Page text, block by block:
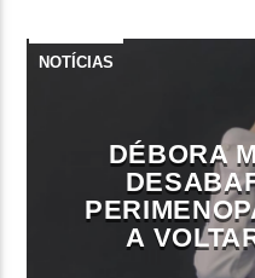
NOTÍCIAS
DÉBORA
A